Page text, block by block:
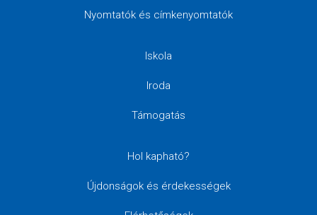
Nyomtatók és címkenyomtatók
Iskola
Iroda
Támogatás
Hol kapható?
Újdonságok és érdekességek